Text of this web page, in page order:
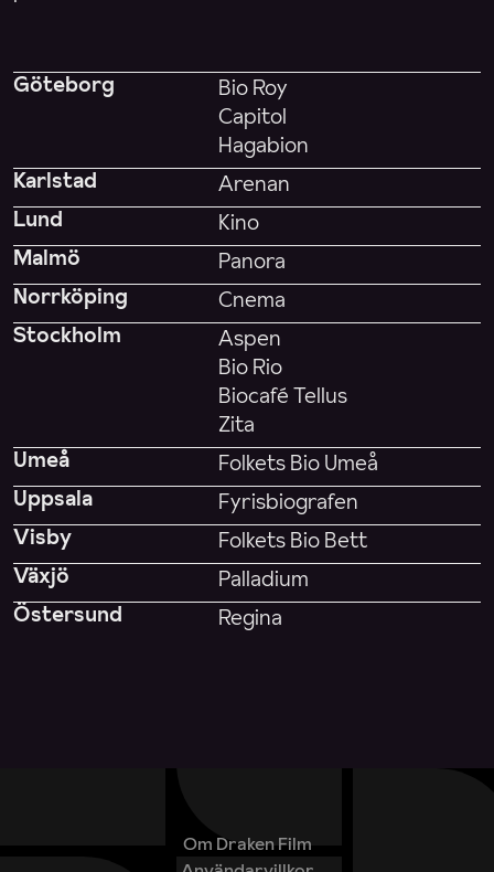
Göteborg
Bio Roy
Capitol
Hagabion
Karlstad
Arenan
Lund
Kino
Malmö
Panora
Norrköping
Cnema
Stockholm
Aspen
Bio Rio
Biocafé Tellus
Zita
Umeå
Folkets Bio Umeå
Uppsala
Fyrisbiografen
Visby
Folkets Bio Bett
Växjö
Palladium
Östersund
Regina
Om Draken Film